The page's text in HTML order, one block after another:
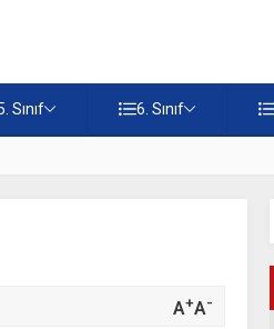
Sınıf 6. Sınıf
A+A-